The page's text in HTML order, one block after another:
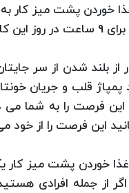
خوردن پشت میز
بلند شدن از سر
پمپاژ قلب و جریان
فرصت را به شما می
این فرصت را از خود
خوردن پشت میز کار
از جمله افرادی